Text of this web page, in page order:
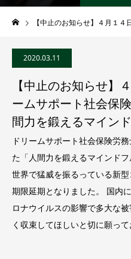
【中止のお知らせ】４月１４日（火）_ドリームサポート
2020.03.11
【中止のお知らせ】
ームサポート社会保
間力を鍛えるマイン
ドリームサポート社会保険労
た「人間力を鍛えるマインド
世界で猛威を振るっている新
期限延期となりました。 国内
ロナウイルスの影響で多大な
く収束してほしいと切に願って